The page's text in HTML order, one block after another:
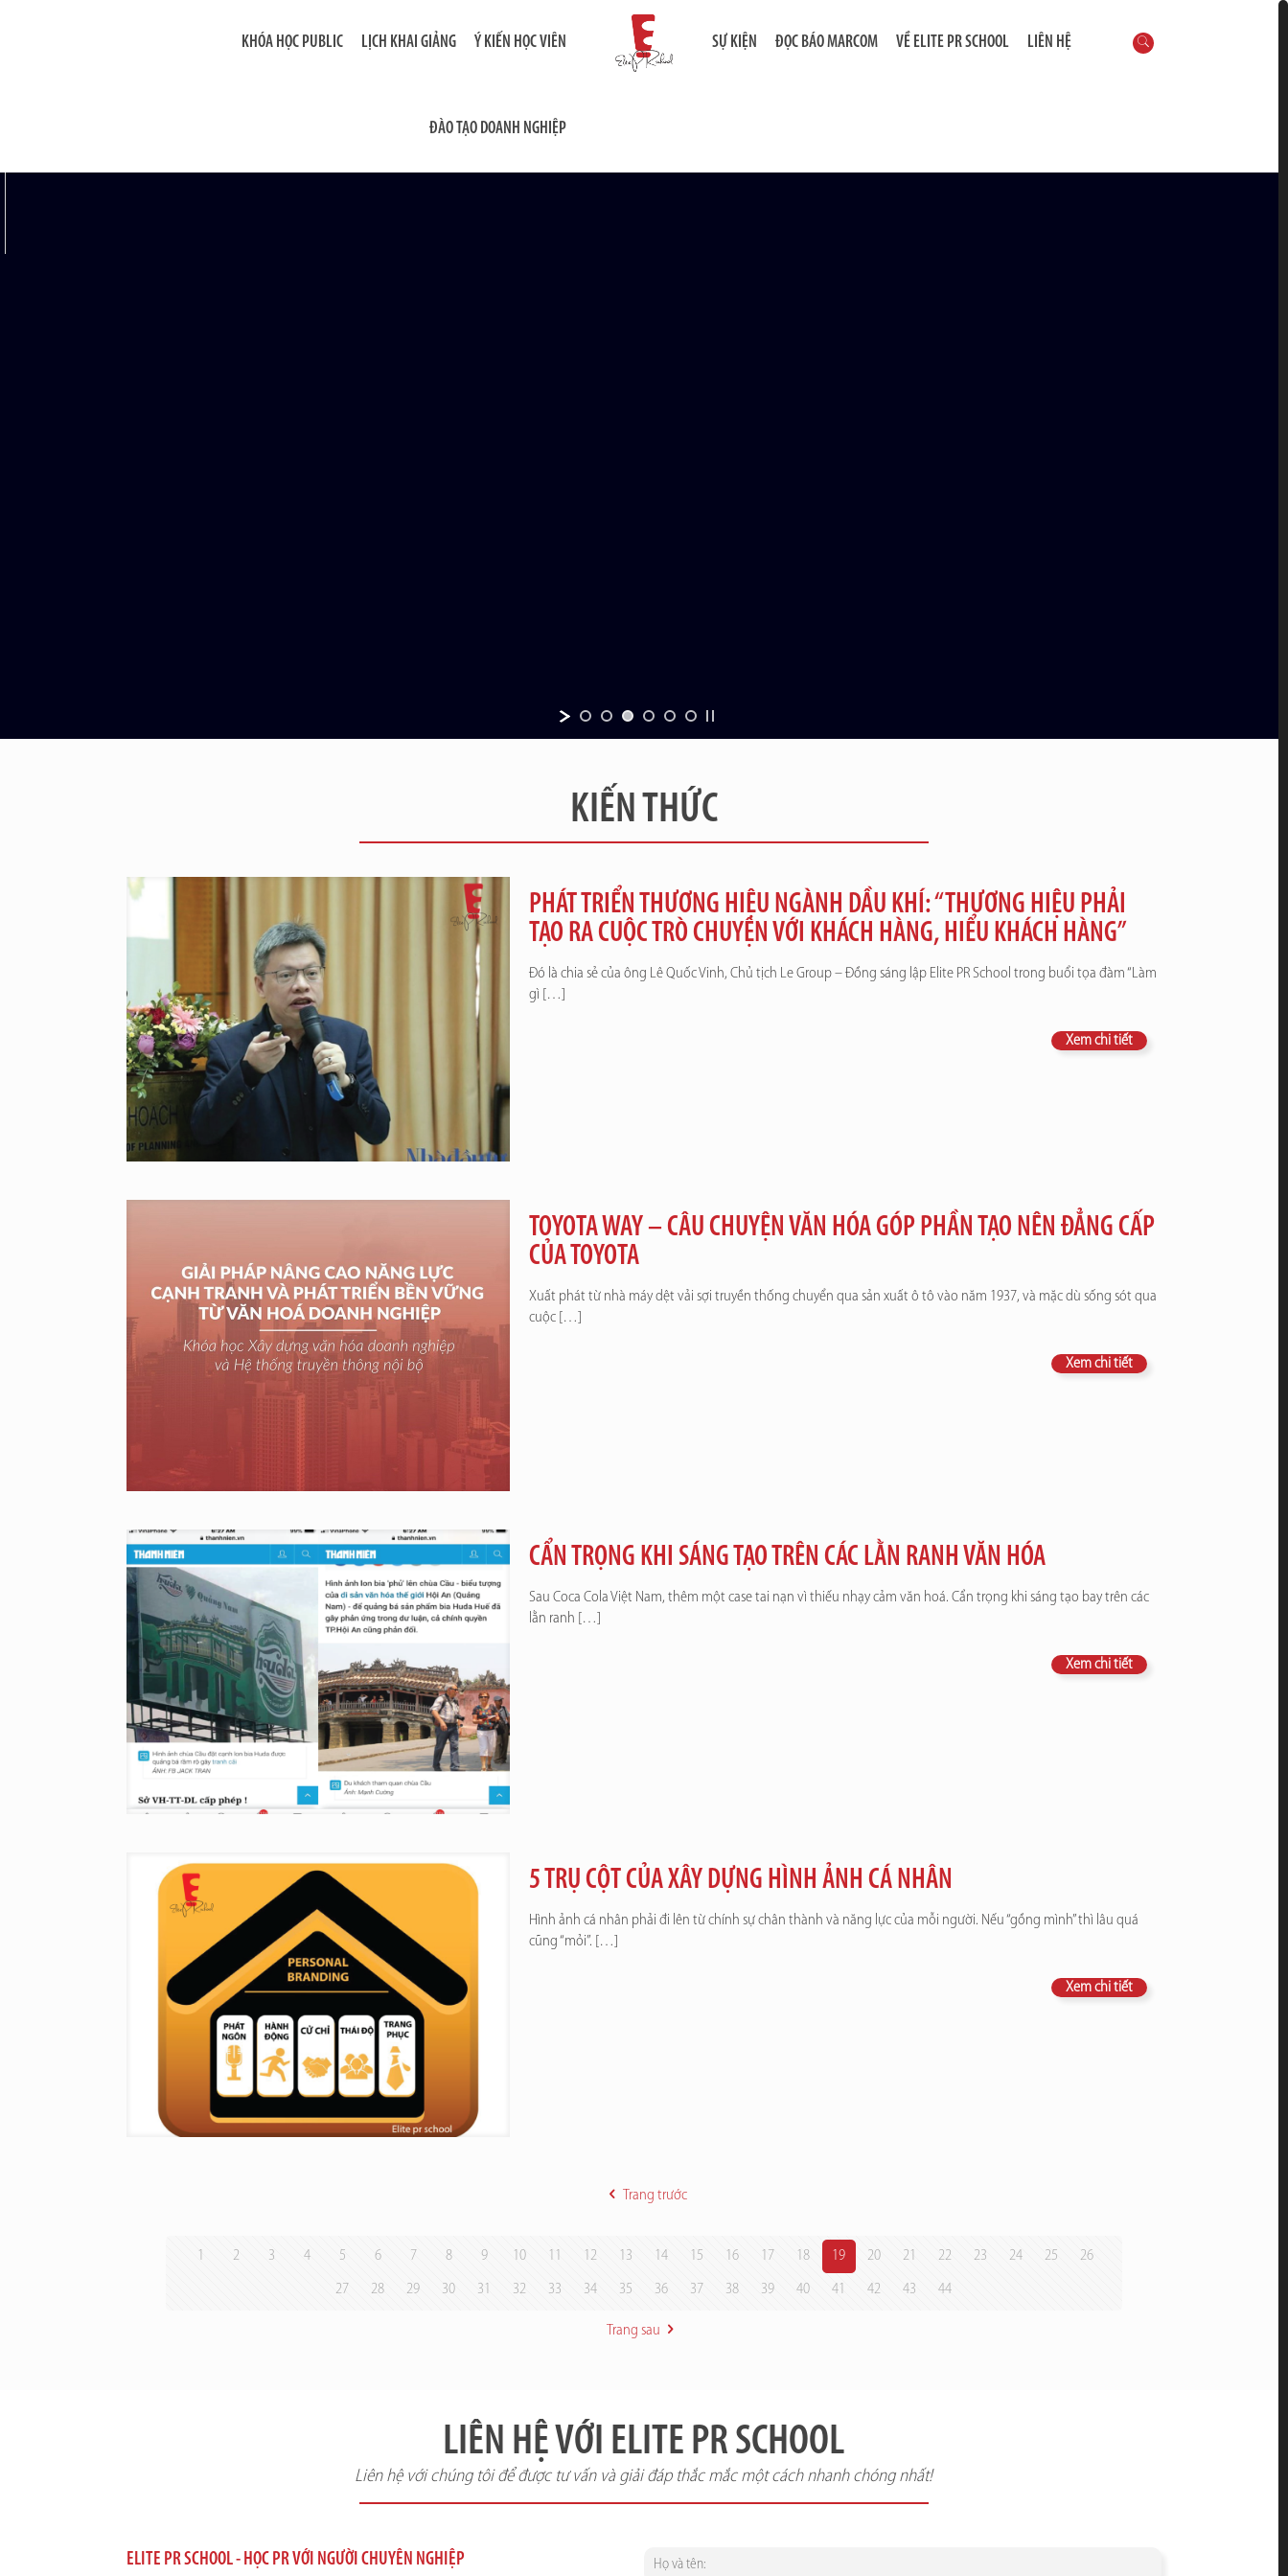
KHÓA HỌC PUBLIC LỊCH KHAI GIẢNG Ý KIẾN HỌC VIÊN
ĐÀO TẠO DOANH NGHIỆP
SỰ KIỆN ĐỌC BÁO MARCOM VỀ ELITE PR SCHOOL LIÊN HỆ
KIẾN THỨC
PHÁT TRIỂN THƯƠNG HIỆU NGÀNH DẦU KHÍ: “THƯƠNG HIỆU PHẢI
TẠO RA CUỘC TRÒ CHUYỆN VỚI KHÁCH HÀNG, HIỂU KHÁCH HÀNG”
Đó là chia sẻ của ông Lê Quốc Vinh, Chủ tịch Le Group – Đồng sáng lập Elite PR School trong buổi tọa đàm “Làm
gì […]
Xem chi tiết
TOYOTA WAY – CÂU CHUYỆN VĂN HÓA GÓP PHẦN TẠO NÊN ĐẲNG CẤP
CỦA TOYOTA
Xuất phát từ nhà máy dệt vải sợi truyền thống chuyển qua sản xuất ô tô vào năm 1937, và mặc dù sống sót qua
cuộc[…]
Xem chi tiết
CẨN TRỌNG KHI SÁNG TẠO TRÊN CÁC LẰN RANH VĂN HÓA
Sau Coca Cola Việt Nam, thêm một case tai nạn vì thiếu nhạy cảm văn hoá. Cẩn trọng khi sáng tạo bay trên các
lằn ranh […]
Xem chi tiết
5 TRỤ CỘT CỦA XÂY DỰNG HÌNH ẢNH CÁ NHÂN
Hình ảnh cá nhân phải đi lên từ chính sự chân thành và năng lực của mỗi người. Nếu “gồng mình” thì lâu quá
cũng “mỏi”. […]
Xem chi tiết
Trang trước
1 2 3 4 5 6 7 8 9 10 11 12 13 14 15 16 17 18 19 20 21 22 23 24 25 26
27 28 29 30 31 32 33 34 35 36 37 38 39 40 41 42 43 44
Trang sau
LIÊN HỆ VỚI ELITE PR SCHOOL
Liên hệ với chúng tôi để được tư vấn và giải đáp thắc mắc một cách nhanh chóng nhất!
ELITE PR SCHOOL - HỌC PR VỚI NGƯỜI CHUYÊN NGHIỆP